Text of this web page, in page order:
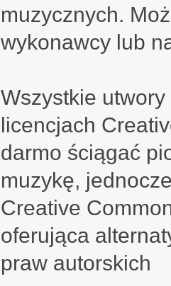
muzycznych.
wykonawcy lub
Wszystkie
licencjach
darmo ściągać
muzykę,
Creative
oferująca
praw autorskich